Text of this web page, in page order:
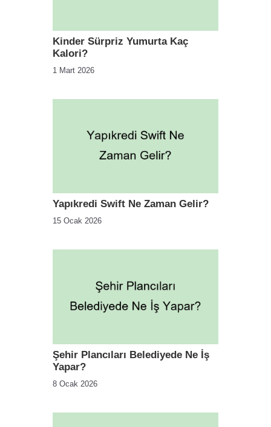
Kinder Sürpriz Yumurta Kaç
Kalori?
1 Mart 2026
Yapıkredi Swift Ne Zaman Gelir?
15 Ocak 2026
Şehir Plancıları Belediyede Ne İş
Yapar?
8 Ocak 2026